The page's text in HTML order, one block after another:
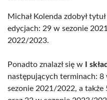
Michał Kolenda zdobył
edycjach: 29 w sezonie
2022/2023.
Ponadto znalazł się w I
następujących terminach:
sezonie 2021/2022, a